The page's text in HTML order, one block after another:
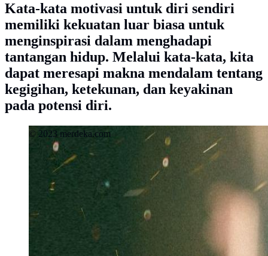
Kata-kata motivasi untuk diri sendiri
memiliki kekuatan luar biasa untuk
menginspirasi dalam menghadapi
tantangan hidup. Melalui kata-kata, kita
dapat meresapi makna mendalam tentang
kegigihan, ketekunan, dan keyakinan
pada potensi diri.
© 2023 merdeka.com